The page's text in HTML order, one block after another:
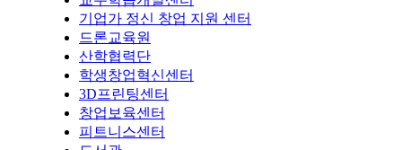
기업가 정신 창업 지원 센터
드론교육원
산학협력단
학생창업혁신센터
3D프린팅센터
창업보육센터
피트니스센터